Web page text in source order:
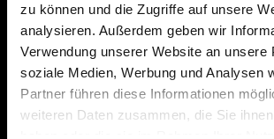
zu können und die Zugriffe auf unsere
analysieren. Außerdem geben wir
Verwendung unserer Website an unsere
soziale Medien, Werbung und Analysen
Partner führen diese Informationen
weiteren Daten zusammen, die Sie
Das erste Depot in Österreich mit 0€
0€ Ausgabeaufschlag und 0€
knapp 2000 Fonds und 0€